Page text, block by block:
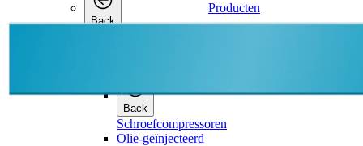
Back
Producten
Back
Schroefcompressoren
Olie-geïnjecteerd